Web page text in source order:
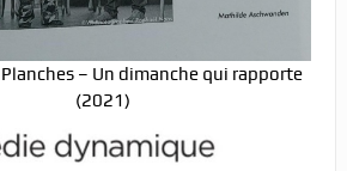
– Un dimanche qui rapporte
(2021)